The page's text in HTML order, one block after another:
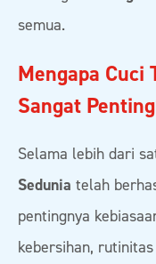
semua.
Mengapa Cuci
Sangat
Selama lebih dari
Sedunia telah
pentingnya
kebersihan,